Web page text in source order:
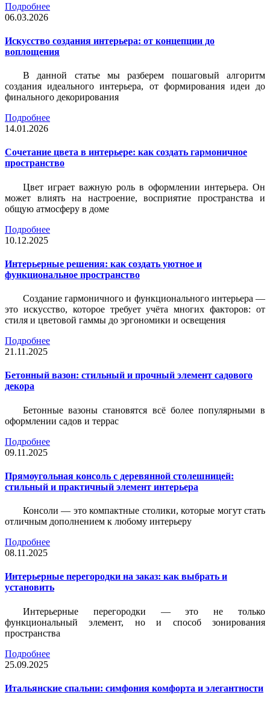
Подробнее
06.03.2026
Искусство создания интерьера: от концепции до
воплощения
В данной статье мы разберем пошаговый алгоритм
создания идеального интерьера, от формирования идеи до
финального декорирования
Подробнее
14.01.2026
Сочетание цвета в интерьере: как создать гармоничное
пространство
Цвет играет важную роль в оформлении интерьера. Он
может влиять на настроение, восприятие пространства и
общую атмосферу в доме
Подробнее
10.12.2025
Интерьерные решения: как создать уютное и
функциональное пространство
Создание гармоничного и функционального интерьера —
это искусство, которое требует учёта многих факторов: от
стиля и цветовой гаммы до эргономики и освещения
Подробнее
21.11.2025
Бетонный вазон: стильный и прочный элемент садового
декора
Бетонные вазоны становятся всё более популярными в
оформлении садов и террас
Подробнее
09.11.2025
Прямоугольная консоль с деревянной столешницей:
стильный и практичный элемент интерьера
Консоли — это компактные столики, которые могут стать
отличным дополнением к любому интерьеру
Подробнее
08.11.2025
Интерьерные перегородки на заказ: как выбрать и
установить
Интерьерные перегородки — это не только
функциональный элемент, но и способ зонирования
пространства
Подробнее
25.09.2025
Итальянские спальни: симфония комфорта и элегантности